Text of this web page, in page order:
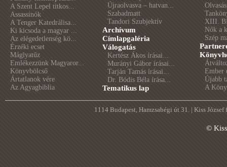
A Szent Lepel titkos...
Assassinók
A Tenger Katedrálisa...
Ki kicsoda a magyar ...
Az elégedetlenség kö...
Érzéki ecset
Máglyatűz
Emlékezzünk Magyaror...
Könyvbölcső
Ártatlanok vére
Az Agyagbiblia
Újraolvasva – hatvan...
Szabadmatt
Tandori Szubjektív
Archívum
Címlapgaléria
Válogatás
Kertész Ákos írásai...
Murányi Gábor írásai...
Tarján Tamás írásai...
Dr. Bódis Béla írása...
Tematikus lap
XIII.
Nők a
Szép
Ember
Újabb
A
1114 Budapest, Hamzsabégi út 31. | Kiss
©